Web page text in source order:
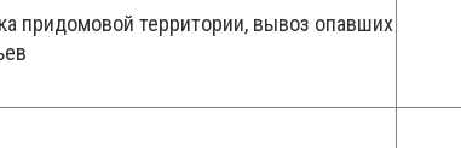
придомовой территории, вывоз опавших